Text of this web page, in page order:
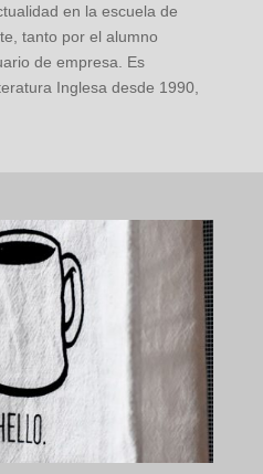
en la escuela de
tanto por el alumno
de empresa. Es
Inglesa desde 1990,